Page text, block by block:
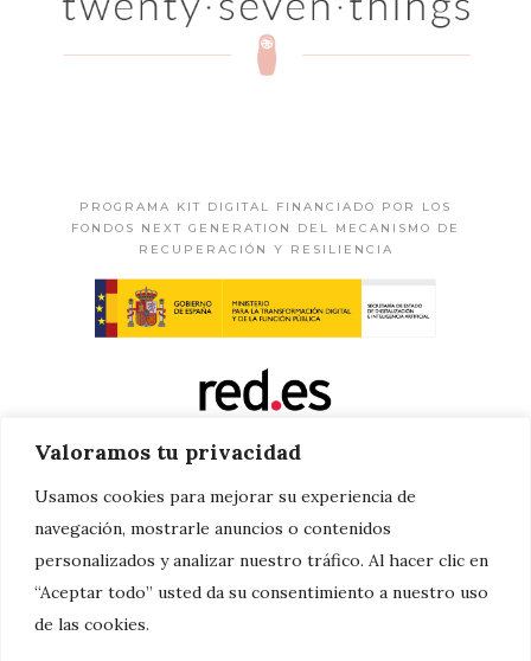
Valoramos tu privacidad
Usamos cookies para mejorar su experiencia de
navegación, mostrarle anuncios o contenidos
personalizados y analizar nuestro tráfico. Al hacer clic en
“Aceptar todo” usted da su consentimiento a nuestro uso
de las cookies.
PROGRAMA KIT DIGITAL FINANCIADO POR LOS
FONDOS NEXT GENERATION DEL MECANISMO DE
RECUPERACIÓN Y RESILIENCIA